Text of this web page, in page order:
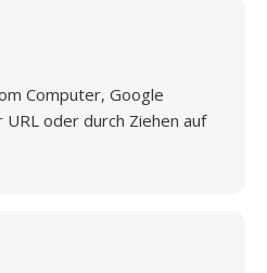
Computer, Google
oder durch Ziehen auf